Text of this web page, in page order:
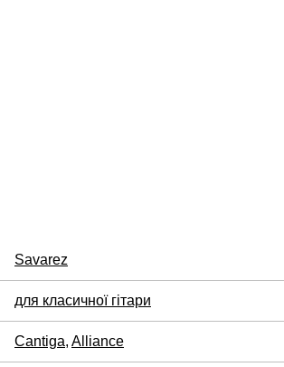
Savarez
для класичної гітари
Cantiga, Alliance